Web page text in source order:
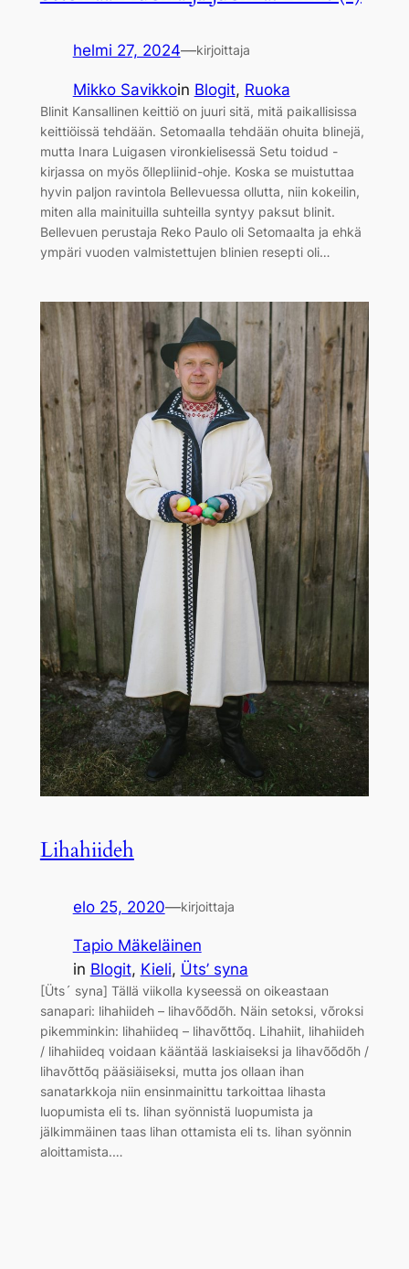
helmi 27, 2024—kirjoittaja
Mikko Savikkoin Blogit, Ruoka
Blinit Kansallinen keittiö on juuri sitä, mitä paikallisissa
keittiöissä tehdään. Setomaalla tehdään ohuita blinejä,
mutta Inara Luigasen vironkielisessä Setu toidud -
kirjassa on myös õllepliinid-ohje. Koska se muistuttaa
hyvin paljon ravintola Bellevuessa ollutta, niin kokeilin,
miten alla mainituilla suhteilla syntyy paksut blinit.
Bellevuen perustaja Reko Paulo oli Setomaalta ja ehkä
ympäri vuoden valmistettujen blinien resepti oli…
Lihahiideh
elo 25, 2020—kirjoittaja
Tapio Mäkeläinen
in Blogit, Kieli, Üts’ syna
[Üts´ syna] Tällä viikolla kyseessä on oikeastaan
sanapari: lihahiideh – lihavõõdõh. Näin setoksi, võroksi
pikemminkin: lihahiideq – lihavõttõq. Lihahiit, lihahiideh
/ lihahiideq voidaan kääntää laskiaiseksi ja lihavõõdõh /
lihavõttõq pääsiäiseksi, mutta jos ollaan ihan
sanatarkkoja niin ensinmainittu tarkoittaa lihasta
luopumista eli ts. lihan syönnistä luopumista ja
jälkimmäinen taas lihan ottamista eli ts. lihan syönnin
aloittamista.…